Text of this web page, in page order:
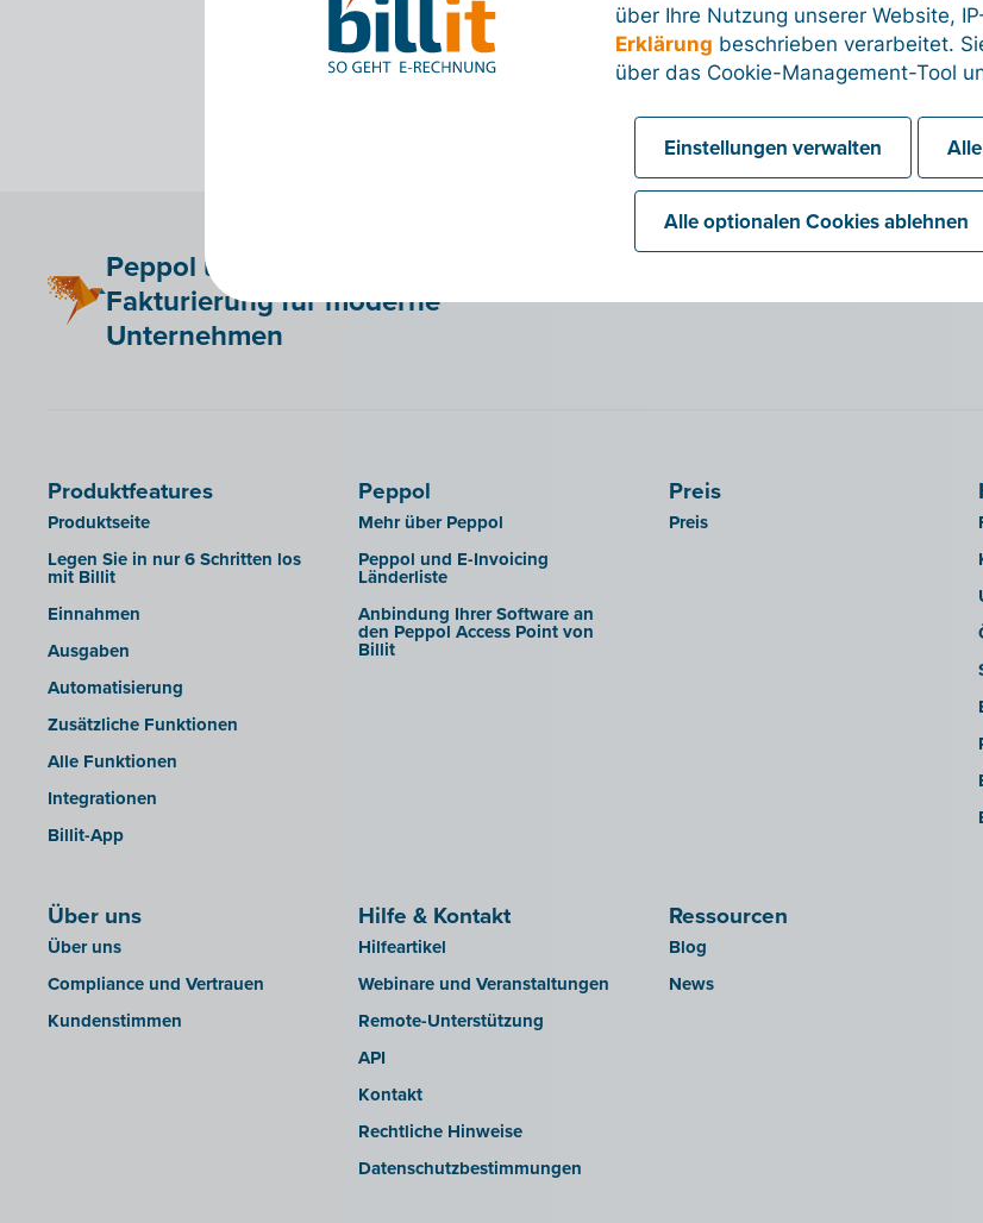
Mehr lesen
Peppol und elektronische
Fakturierung für moderne
Unternehmen
Produktfeatures
Produktseite
Legen Sie in nur 6 Schritten los
mit Billit
Einnahmen
Ausgaben
Automatisierung
Zusätzliche Funktionen
Alle Funktionen
Integrationen
Billit-App
Peppol
Mehr über Peppol
Peppol und E-Invoicing
Länderliste
Anbindung Ihrer Software an
den Peppol Access Point von
Billit
Preis
Preis
Über uns
Über uns
Compliance und Vertrauen
Kundenstimmen
Hilfe & Kontakt
Hilfeartikel
Webinare und Veranstaltungen
Remote-Unterstützung
API
Kontakt
Rechtliche Hinweise
Datenschutzbestimmungen
Ressourcen
Blog
News
über Ihre Nutzung unserer Website,
Erklärung beschrieben verarbeitet.
über das Cookie-Management-Tool
Einstellungen verwalten
Alle optionalen Cookies ablehnen